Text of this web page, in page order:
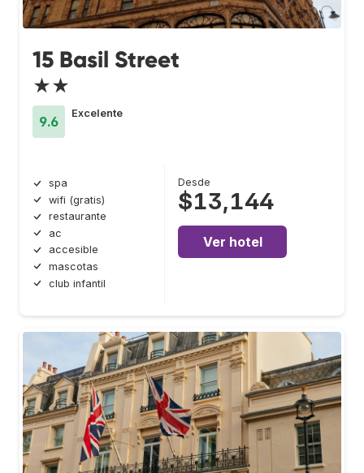
15 Basil Street
★★
9.6
Excelente
spa
wifi (gratis)
restaurante
ac
accesible
mascotas
club infantil
Desde
$13,144
Ver hotel